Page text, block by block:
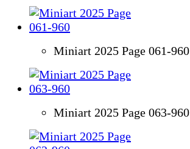
Miniart 2025 Page 061-960
Miniart 2025 Page 063-960